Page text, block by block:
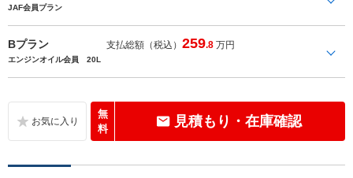
JAF会員プラン
Bプラン 支払総額（税込）259.8 万円
エンジンオイル会員 20L
無
料
見積もり・在庫確認